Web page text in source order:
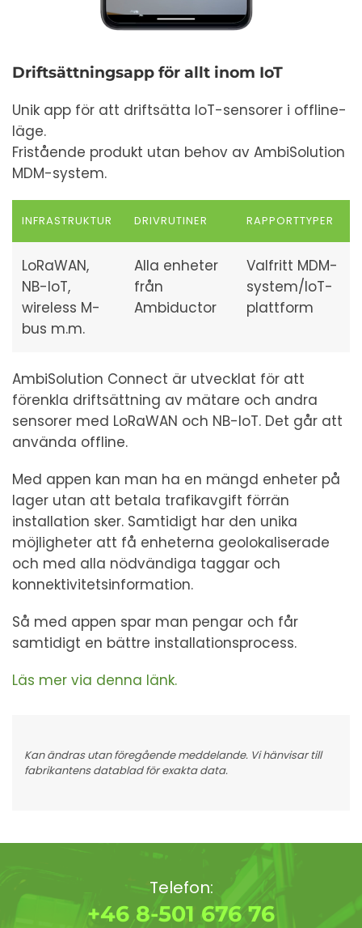
Driftsättningsapp för allt inom IoT
Unik app för att driftsätta IoT-sensorer i offline-
läge.
Fristående produkt utan behov av AmbiSolution
MDM-system.
INFRASTRUKTUR DRIVRUTINER RAPPORTTYPER
LoRaWAN,
NB-IoT,
wireless M-
bus m.m.
Alla enheter
från
Ambiductor
Valfritt MDM-
system/IoT-
plattform
AmbiSolution Connect är utvecklat för att
förenkla driftsättning av mätare och andra
sensorer med LoRaWAN och NB-IoT. Det går att
använda offline.
Med appen kan man ha en mängd enheter på
lager utan att betala trafikavgift förrän
installation sker. Samtidigt har den unika
möjligheter att få enheterna geolokaliserade
och med alla nödvändiga taggar och
konnektivitetsinformation.
Så med appen spar man pengar och får
samtidigt en bättre installationsprocess.
Läs mer via denna länk.
Kan ändras utan föregående meddelande. Vi hänvisar till
fabrikantens datablad för exakta data.
Telefon:
+46 8-501 676 76